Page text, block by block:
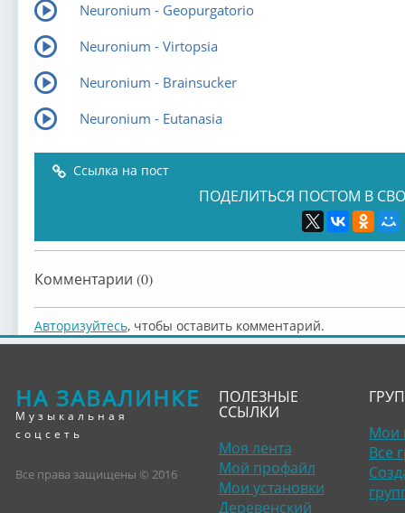
Neuronium - Geopurgatorio
Neuronium - Virtopsia
Neuronium - Brainsucker
Neuronium - Eutanasia
Ссылка на пост
ПОДЕЛИТЬСЯ ПОСТОМ В
Комментарии (0)
Авторизуйтесь, чтобы оставить комментарий.
НА ЗАВАЛИНКЕ
Музыкальная
соцсеть
Все права защищены © 2016
ПОЛЕЗНЫЕ
ССЫЛКИ
Моя лента
Мой профайл
Мои установки
Деревенский
Мои
Все